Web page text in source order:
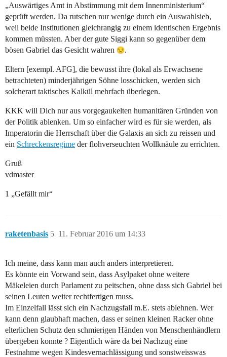
„Auswärtiges Amt in Abstimmung mit dem Innenministerium“
geprüft werden. Da rutschen nur wenige durch ein Auswahlsieb,
weil beide Institutionen gleichrangig zu einem identischen Ergebnis
kommen müssten. Aber der gute Siggi kann so gegenüber dem
bösen Gabriel das Gesicht wahren
.
Eltern [exempl. AFG], die bewusst ihre (lokal als Erwachsene
betrachteten) minderjährigen Söhne losschicken, werden sich
solcherart taktisches Kalkül mehrfach überlegen.
KKK will Dich nur aus vorgegaukelten humanitären Gründen von
der Politik ablenken. Um so einfacher wird es für sie werden, als
Imperatorin die Herrschaft über die Galaxis an sich zu reissen und
ein Schreckensregime der flohverseuchten Wollknäule zu errichten.
Gruß
vdmaster
1 „Gefällt mir“
raketenbasis 11. Februar 2016 um 14:33
5
Ich meine, dass kann man auch anders interpretieren.
Es könnte ein Vorwand sein, dass Asylpaket ohne weitere
Mäkeleien durch Parlament zu peitschen, ohne dass sich Gabriel bei
seinen Leuten weiter rechtfertigen muss.
Im Einzelfall lässt sich ein Nachzugsfall m.E. stets ablehnen. Wer
kann denn glaubhaft machen, dass er seinen kleinen Racker ohne
elterlichen Schutz den schmierigen Händen von Menschenhändlern
übergeben konnte ? Eigentlich wäre da bei Nachzug eine
Festnahme wegen Kindesvernachlässigung und sonstweisswas